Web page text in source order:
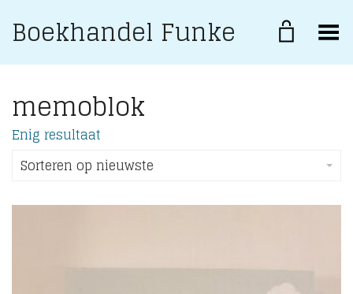
Boekhandel Funke Toggle Menu
memoblok
Enig resultaat
Sorteren op nieuwste